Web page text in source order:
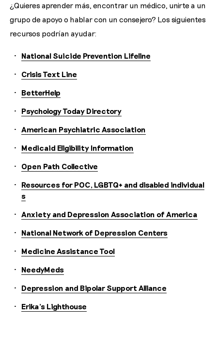
¿Quieres aprender más, encontrar un médico, unirte a un
grupo de apoyo o hablar con un consejero? Los siguientes
recursos podrían ayudar:
National Suicide Prevention Lifeline
Crisis Text Line
BetterHelp
Psychology Today Directory
American Psychiatric Association
Medicaid Eligibility Information
Open Path Collective
Resources for POC, LGBTQ+ and disabled individual
s
Anxiety and Depression Association of America
National Network of Depression Centers
Medicine Assistance Tool
NeedyMeds
Depression and Bipolar Support Alliance
Erika's Lighthouse